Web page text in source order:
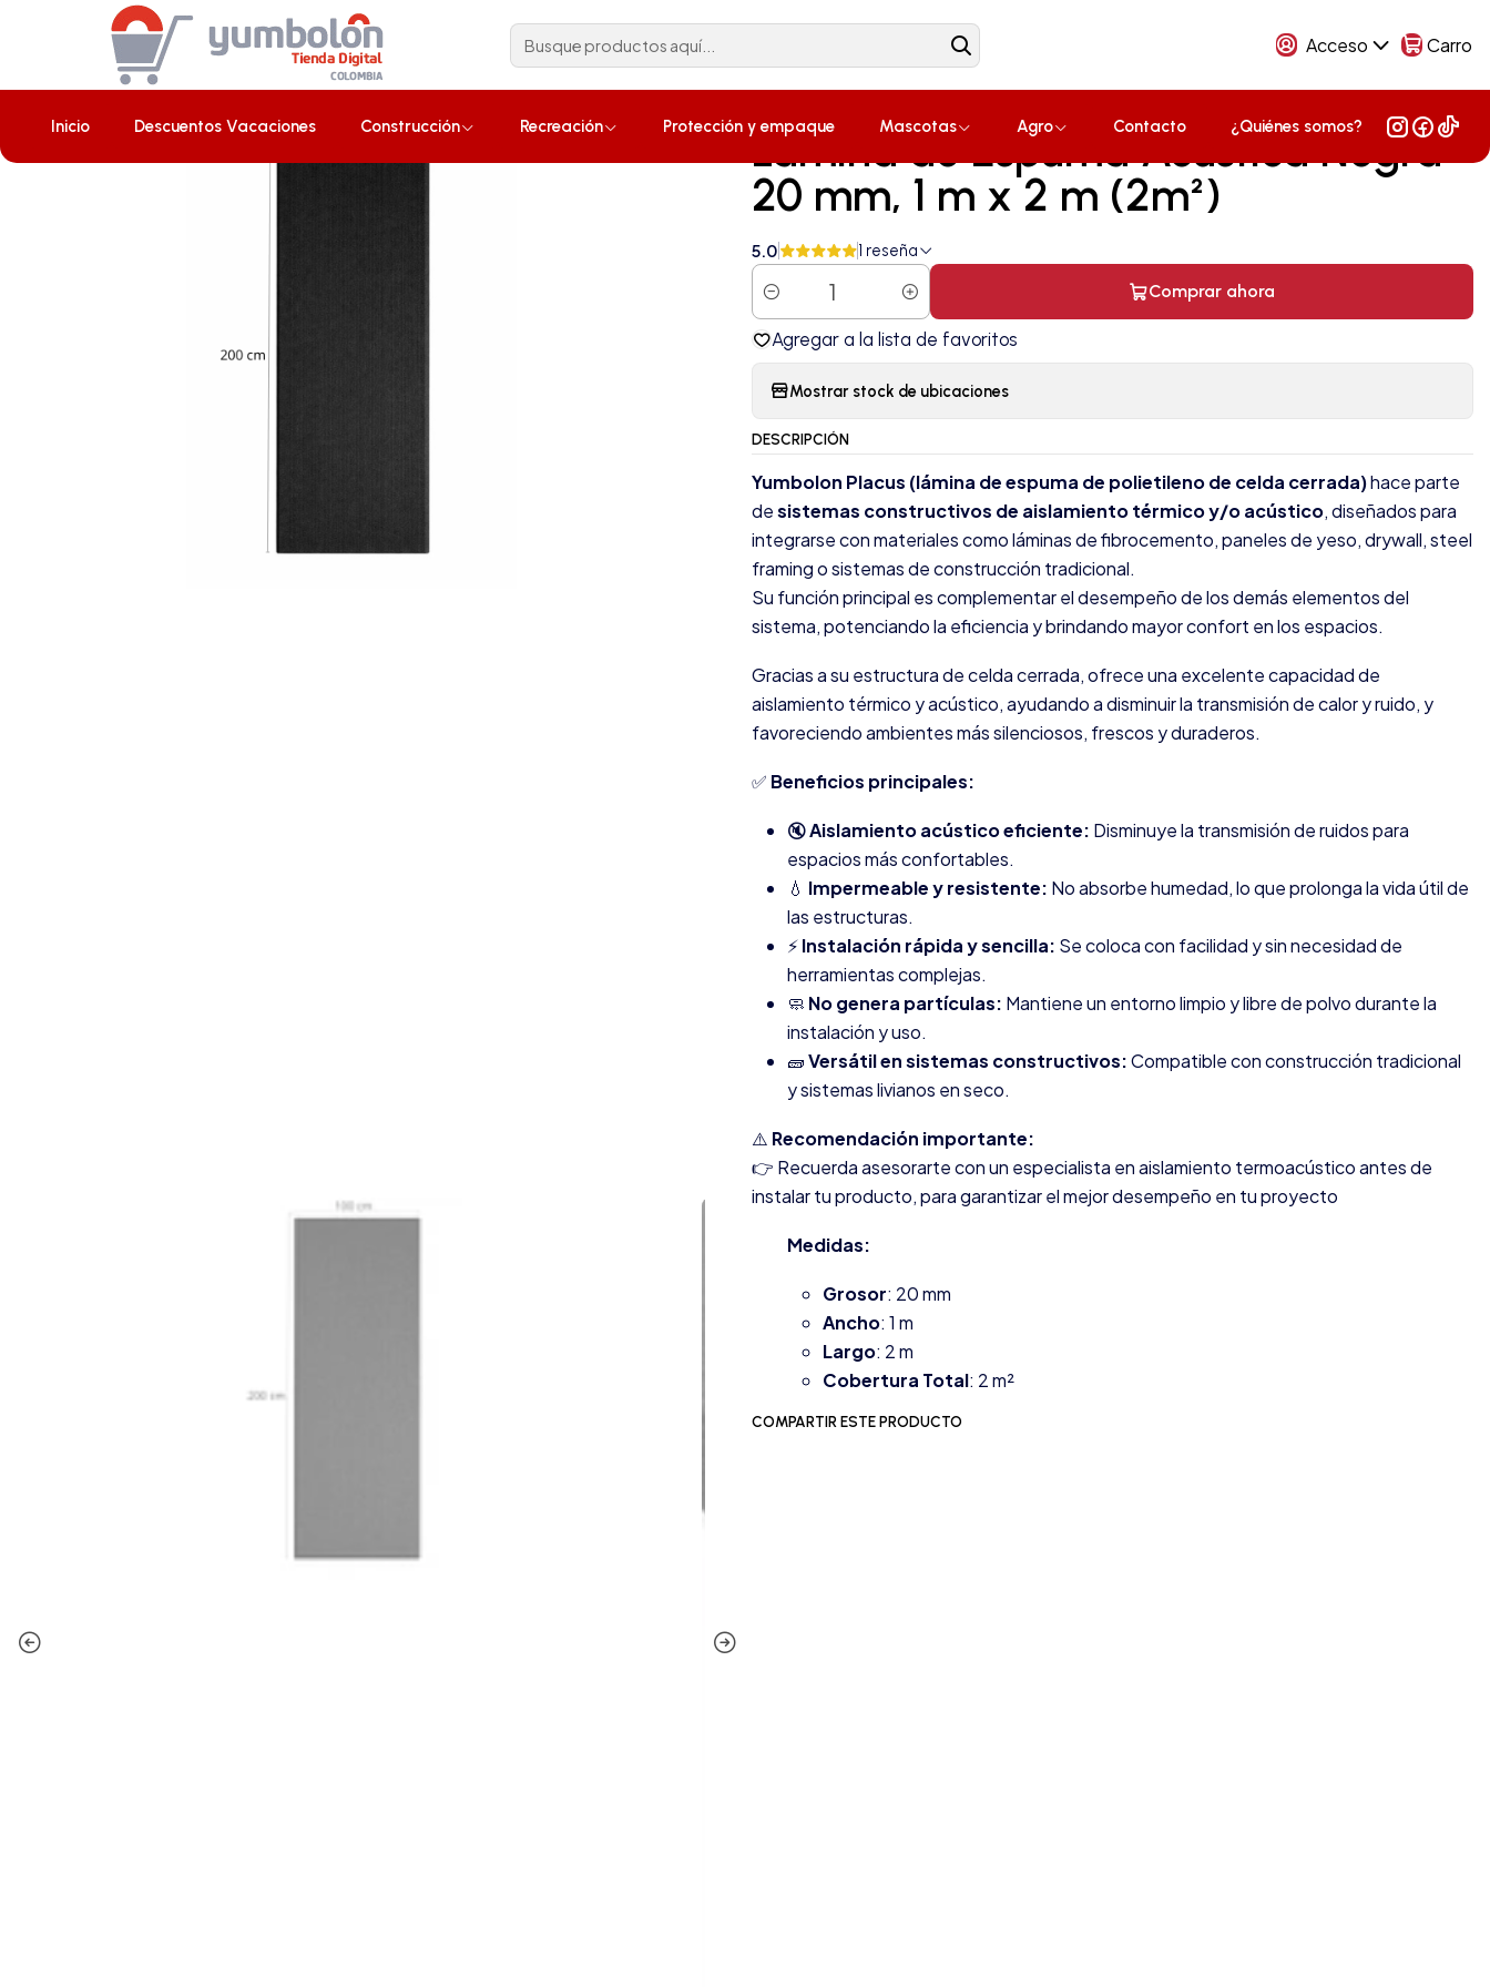
Acceso Carro
Inicio Descuentos Vacaciones Construcción Recreación Protección y empaque Mascotas Agro Contacto ¿Quiénes somos?
Construcción Placus/Laminas Lámina de Espuma Acústica Negra 20 mm, 1 m x 2 m (2m²)
|
Lámina de Espuma Acústica Negra
20 mm, 1 m x 2 m (2m²)
5.0 1 reseña
Cantidad
Comprar ahora
Agregar a la lista de favoritos
Mostrar stock de ubicaciones
DESCRIPCIÓN
Yumbolon Placus (lámina de espuma de polietileno de celda cerrada)hace parte
desistemas constructivos de aislamiento térmico y/o acústico, diseñados para
integrarse con materiales como láminas de fibrocemento, paneles de yeso, drywall, steel
framing o sistemas de construcción tradicional.
Su función principal es complementar el desempeño de los demás elementos del
sistema, potenciando la eficiencia y brindando mayor confort en los espacios.
Gracias a su estructura de celda cerrada, ofrece una excelente capacidad de
aislamiento térmico y acústico, ayudando a disminuir la transmisión de calor y ruido, y
favoreciendo ambientes más silenciosos, frescos y duraderos.
✅ Beneficios principales:
🔇Aislamiento acústico eficiente: Disminuye la transmisión de ruidos para
espacios más confortables.
💧 Impermeable y resistente: No absorbe humedad, lo que prolonga la vida útil de
las estructuras.
⚡Instalación rápida y sencilla: Se coloca con facilidad y sin necesidad de
herramientas complejas.
🧼 No genera partículas: Mantiene un entorno limpio y libre de polvo durante la
instalación y uso.
🧱Versátil en sistemas constructivos:Compatible con construcción tradicional
y sistemas livianos en seco.
⚠️ Recomendación importante:
👉 Recuerda asesorarte con un especialista en aislamiento termoacústico antes de
instalar tu producto, para garantizar el mejor desempeño en tu proyecto
Medidas:
Grosor: 20 mm
Ancho: 1 m
Largo: 2 m
Cobertura Total: 2 m²
COMPARTIR ESTE PRODUCTO